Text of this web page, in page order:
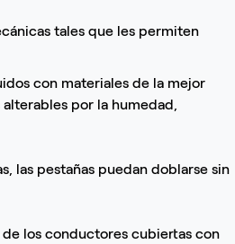
tales que les permiten
con materiales de la mejor
por la humedad,
las pestañas puedan doblarse sin
los conductores cubiertas con